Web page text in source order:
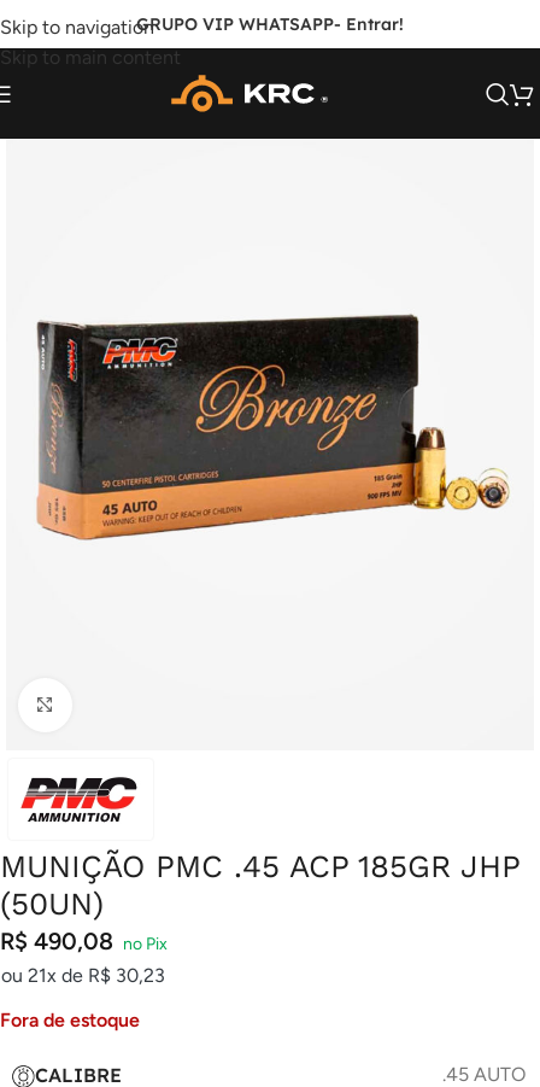
Skip to navigation
Skip to main content
GRUPO VIP WHATSAPP- Entrar!
MUNIÇÃO PMC .45 ACP 185GR JHP
(50UN)
R$ 490,08
ou 21x de R$ 30,23
Fora de estoque
CALIBRE .45 AUTO